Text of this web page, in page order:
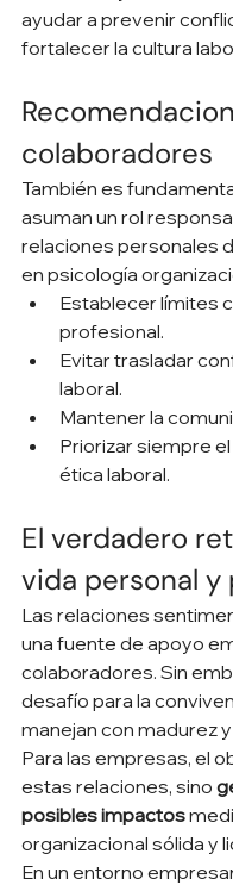
ayudar a prevenir
fortalecer la cultura
colaboradores
También es
asuman un rol
relaciones personales
en psicología
Establecer límites
profesional.
Evitar trasladar
laboral.
Mantener la
Priorizar siempre
ética laboral.
El verdadero
vida personal y
Las relaciones
una fuente de apoyo
colaboradores. Sin
desafío para la
manejan con madurez
Para las empresas, el
estas relaciones, sino
posibles impactos
organizacional sólida y
En un entorno